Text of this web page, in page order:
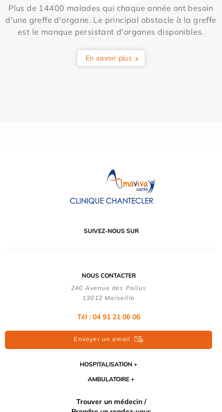
Plus de 14400 malades qui chaque année ont besoin
d'une greffe d'organe. Le principal obstacle à la greffe
est le manque persistant d'organes disponibles.
En savoir plus
SUIVEZ-NOUS SUR
NOUS CONTACTER
240 Avenue des Poilus
13012 Marseille
Tél : 04 91 21 06 06
Envoyer un email
HOSPITALISATION
AMBULATOIRE
Trouver un médecin /